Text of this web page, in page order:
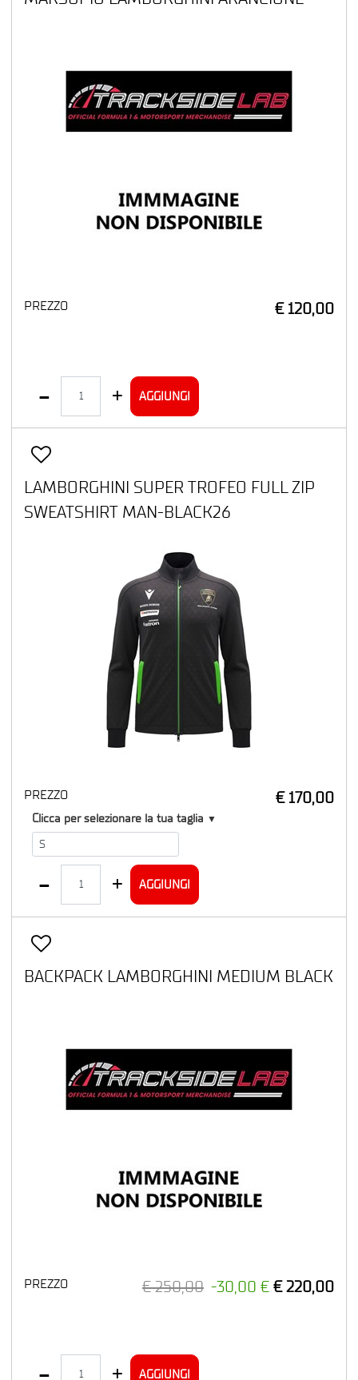
PREZZO € 120,00
AGGIUNGI
LAMBORGHINI SUPER TROFEO FULL ZIP
SWEATSHIRT MAN-BLACK26
PREZZO € 170,00
T1
Clicca per selezionare la tua taglia ▼
AGGIUNGI
BACKPACK LAMBORGHINI MEDIUM BLACK
PREZZO € 250,00 -30,00 € € 220,00
AGGIUNGI